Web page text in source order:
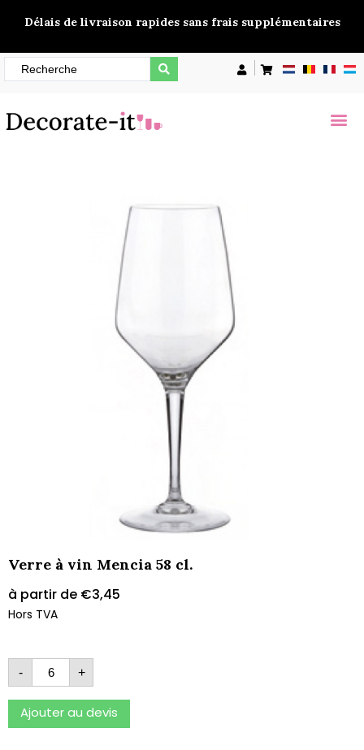
Verre à vin Mencia 58 cl.
à partir de €3,45
Hors TVA
- +
Ajouter au devis